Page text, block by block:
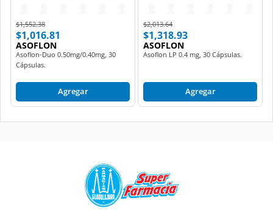
Price reduced from
$1,552.38to
$1,016.81
ASOFLON
Asoflon-Duo 0.50mg/0.40mg, 30
Cápsulas.
Agregar
Price reduced from
$2,013.64to
$1,318.93
ASOFLON
Asoflon LP 0.4 mg, 30 Cápsulas.
Agregar